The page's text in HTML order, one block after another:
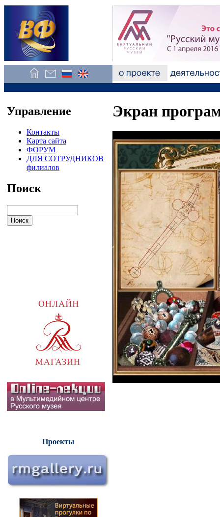
Управление
Контакты
Карта сайта
ФОРУМ
ДЛЯ СОТРУДНИКОВ
филиалов
Поиск
Проекты
Экран